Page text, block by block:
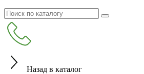
Назад в каталог